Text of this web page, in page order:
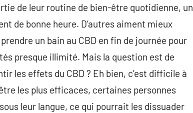
de leur routine de bien-être quotidienne, un
de bonne heure. D’autres aiment mieux
un bain au CBD en fin de journée pour
presque illimité. Mais la question est de
les effets du CBD ? Eh bien, c’est difficile à
les plus efficaces, certaines personnes
leur langue, ce qui pourrait les dissuader